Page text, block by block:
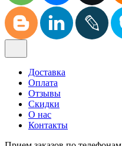
Доставка
Оплата
Отзывы
Скидки
О нас
Контакты